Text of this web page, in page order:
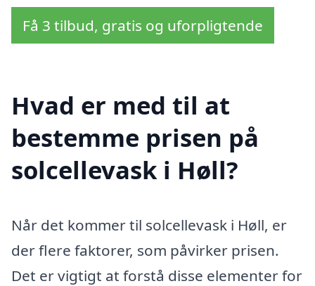
Få 3 tilbud, gratis og uforpligtende
Hvad er med til at
bestemme prisen på
solcellevask i Høll?
Når det kommer til solcellevask i Høll, er
der flere faktorer, som påvirker prisen.
Det er vigtigt at forstå disse elementer for